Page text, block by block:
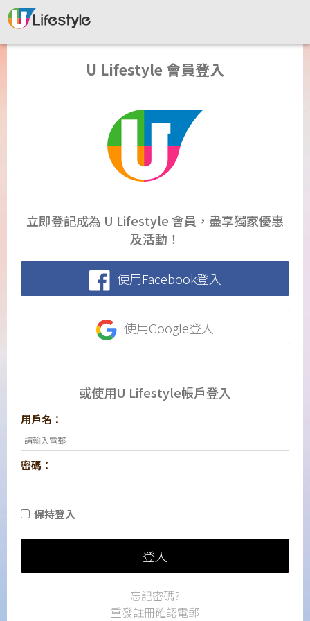
U Lifestyle 會員登入
立即登記成為 U Lifestyle 會員，盡享獨家優惠
及活動！
使用Facebook登入
使用Google登入
或使用U Lifestyle帳戶登入
用戶名：
密碼：
保持登入
登入
忘記密碼?
重發註冊確認電郵